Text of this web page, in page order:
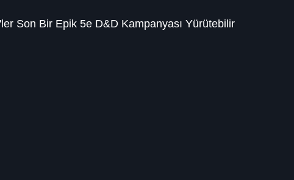
Son Bir Epik 5e D&D Kampanyası Yürütebilir